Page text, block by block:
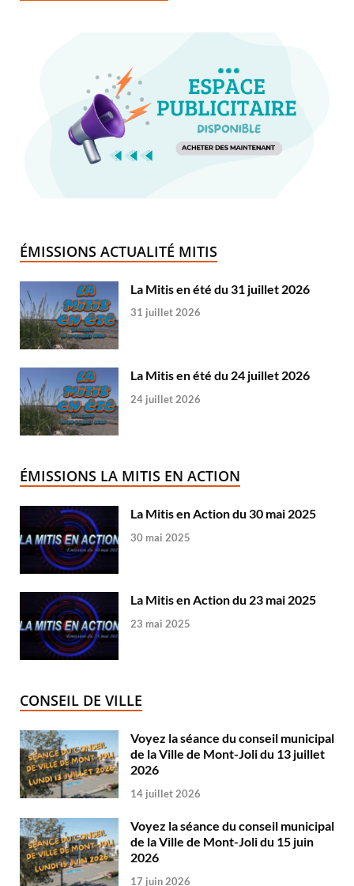
ÉMISSIONS ACTUALITÉ MITIS
La Mitis en été du 31 juillet 2026
31 juillet 2026
La Mitis en été du 24 juillet 2026
24 juillet 2026
ÉMISSIONS LA MITIS EN ACTION
La Mitis en Action du 30 mai 2025
30 mai 2025
La Mitis en Action du 23 mai 2025
23 mai 2025
CONSEIL DE VILLE
Voyez la séance du conseil municipal
de la Ville de Mont-Joli du 13 juillet
2026
14 juillet 2026
Voyez la séance du conseil municipal
de la Ville de Mont-Joli du 15 juin
2026
17 juin 2026